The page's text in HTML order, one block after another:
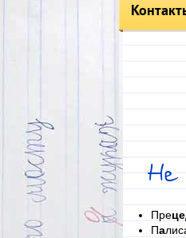
Преце
Па